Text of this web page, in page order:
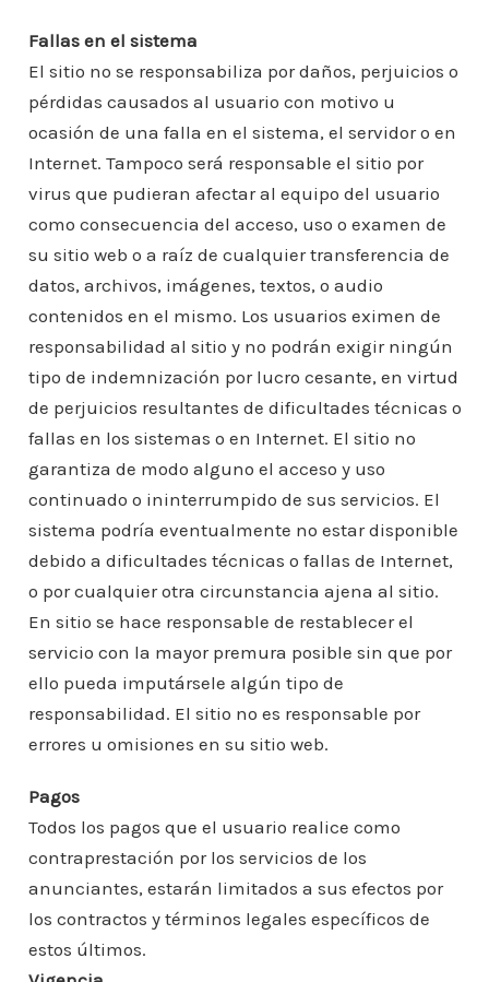
Fallas en el sistema
El sitio no se responsabiliza por daños, perjuicios o
pérdidas causados al usuario con motivo u
ocasión de una falla en el sistema, el servidor o en
Internet. Tampoco será responsable el sitio por
virus que pudieran afectar al equipo del usuario
como consecuencia del acceso, uso o examen de
su sitio web o a raíz de cualquier transferencia de
datos, archivos, imágenes, textos, o audio
contenidos en el mismo. Los usuarios eximen de
responsabilidad al sitio y no podrán exigir ningún
tipo de indemnización por lucro cesante, en virtud
de perjuicios resultantes de dificultades técnicas o
fallas en los sistemas o en Internet. El sitio no
garantiza de modo alguno el acceso y uso
continuado o ininterrumpido de sus servicios. El
sistema podría eventualmente no estar disponible
debido a dificultades técnicas o fallas de Internet,
o por cualquier otra circunstancia ajena al sitio.
En sitio se hace responsable de restablecer el
servicio con la mayor premura posible sin que por
ello pueda imputársele algún tipo de
responsabilidad. El sitio no es responsable por
errores u omisiones en su sitio web.
Pagos
Todos los pagos que el usuario realice como
contraprestación por los servicios de los
anunciantes, estarán limitados a sus efectos por
los contractos y términos legales específicos de
estos últimos.